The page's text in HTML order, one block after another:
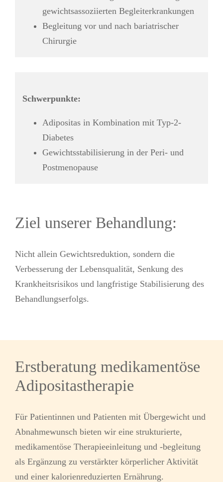
gewichtsassoziierten Begleiterkrankungen
Begleitung vor und nach bariatrischer
Chirurgie
Schwerpunkte:
Adipositas in Kombination mit Typ-2-
Diabetes
Gewichtsstabilisierung in der Peri- und
Postmenopause
Ziel unserer Behandlung:
Nicht allein Gewichtsreduktion, sondern die
Verbesserung der Lebensqualität, Senkung des
Krankheitsrisikos und langfristige Stabilisierung des
Behandlungserfolgs.
Erstberatung medikamentöse
Adipositastherapie
Für Patientinnen und Patienten mit Übergewicht und
Abnahmewunsch bieten wir eine strukturierte,
medikamentöse Therapieeinleitung und -begleitung
als Ergänzung zu verstärkter körperlicher Aktivität
und einer kalorienreduzierten Ernährung.